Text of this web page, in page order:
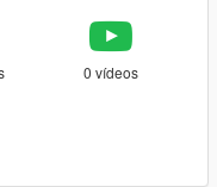
0 vídeos